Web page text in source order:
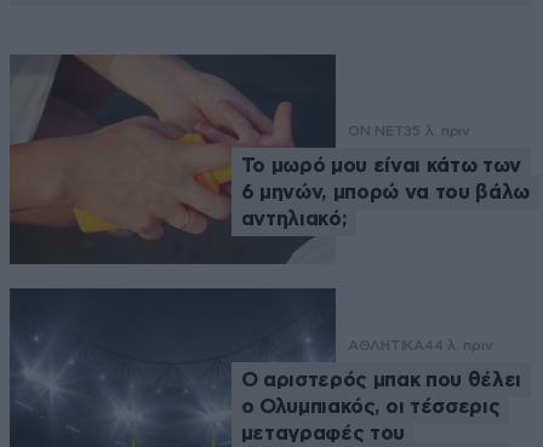
ON NET35 λ. πριν
Το μωρό μου είναι κάτω των
6 μηνών, μπορώ να του βάλω
αντηλιακό;
ΑΘΛΗΤΙΚΑ44 λ. πριν
Ο αριστερός μπακ που θέλει
ο Ολυμπιακός, οι τέσσερις
μεταγραφές του